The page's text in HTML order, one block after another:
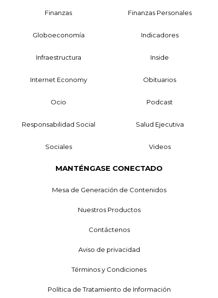
Finanzas Finanzas Personales
Globoeconomía Indicadores
Infraestructura Inside
Internet Economy Obituarios
Ocio Podcast
Responsabilidad Social Salud Ejecutiva
Sociales Videos
MANTÉNGASE CONECTADO
Mesa de Generación de Contenidos
Nuestros Productos
Contáctenos
Aviso de privacidad
Términos y Condiciones
Política de Tratamiento de Información